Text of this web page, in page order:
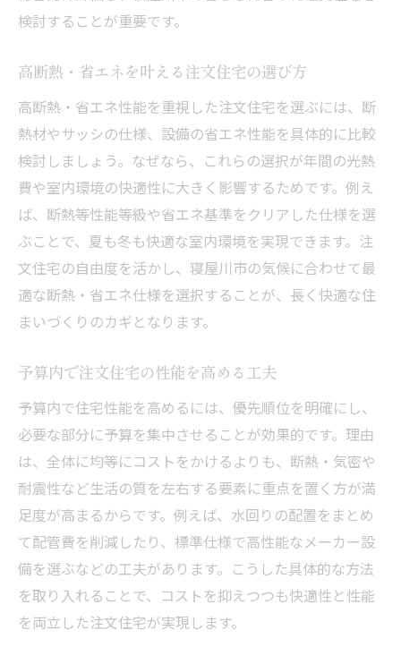
検討することが重要です。
高断熱・省エネを叶える注文住宅の選び方
高断熱・省エネ性能を重視した注文住宅を選ぶには、断
熱材やサッシの仕様、設備の省エネ性能を具体的に比較
検討しましょう。なぜなら、これらの選択が年間の光熱
費や室内環境の快適性に大きく影響するためです。例え
ば、断熱等性能等級や省エネ基準をクリアした仕様を選
ぶことで、夏も冬も快適な室内環境を実現できます。注
文住宅の自由度を活かし、寝屋川市の気候に合わせて最
適な断熱・省エネ仕様を選択することが、長く快適な住
まいづくりのカギとなります。
予算内で注文住宅の性能を高める工夫
予算内で住宅性能を高めるには、優先順位を明確にし、
必要な部分に予算を集中させることが効果的です。理由
は、全体に均等にコストをかけるよりも、断熱・気密や
耐震性など生活の質を左右する要素に重点を置く方が満
足度が高まるからです。例えば、水回りの配置をまとめ
て配管費を削減したり、標準仕様で高性能なメーカー設
備を選ぶなどの工夫があります。こうした具体的な方法
を取り入れることで、コストを抑えつつも快適性と性能
を両立した注文住宅が実現します。